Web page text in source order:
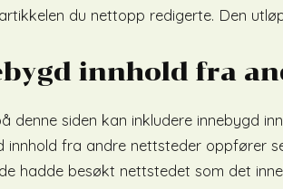
du nettopp redigerte. Den
innhold fra
denne siden kan inkludere innebygd
innhold fra andre nettsteder oppfører
hadde besøkt nettstedet som det